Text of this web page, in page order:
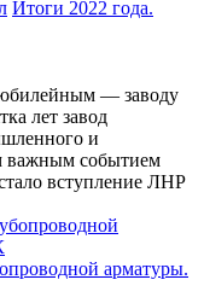
Итоги 2022 года.
— заводу
лет завод
и
важным событием
вступление ЛНР
арматуры.